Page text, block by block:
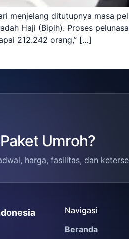
menjelang ditutupnya masa
Haji (Bipih). Proses
212.242 orang,” […]
Umroh?
harga, fasilitas, dan
Navigasi
Beranda